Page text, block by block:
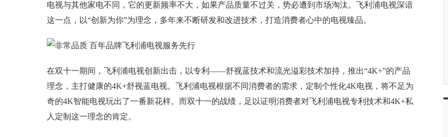
电视与其他家电不同，它的更新频率不大，如果产品质量不过关，势必遭到市场淘汰。飞利浦电视深谙
这一点，以“创新为你”为理念，多年来不断研发和改进技术，打造消费者心中的电视臻品。
在双十一期间，飞利浦电视创新出击，以专利——舒视蓝技术和流光溢彩技术加持，推出“4K+”的产品
理念，主打健康的4K+舒视蓝电视。飞利浦电视根据不同消费者的需求，定制个性化4K电视，将不足为
奇的4K智能电视玩出了一番新花样。而双十一的战绩，足以证明消费者对飞利浦电视专利技术和4K+私
人定制这一理念的肯定。